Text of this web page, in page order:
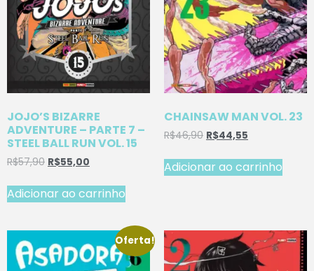
JOJO’S BIZARRE
ADVENTURE – PARTE 7 –
STEEL BALL RUN VOL. 15
R$57,90 R$55,00
Adicionar ao carrinho
CHAINSAW MAN VOL. 23
R$46,90 R$44,55
Adicionar ao carrinho
Oferta!